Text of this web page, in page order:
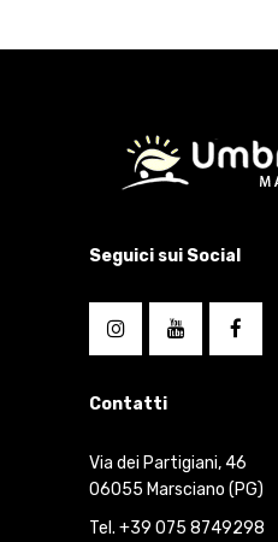
Seguici sui Social
Contatti
Via dei Partigiani, 46
06055 Marsciano (PG)
Tel. +39 075 8749298